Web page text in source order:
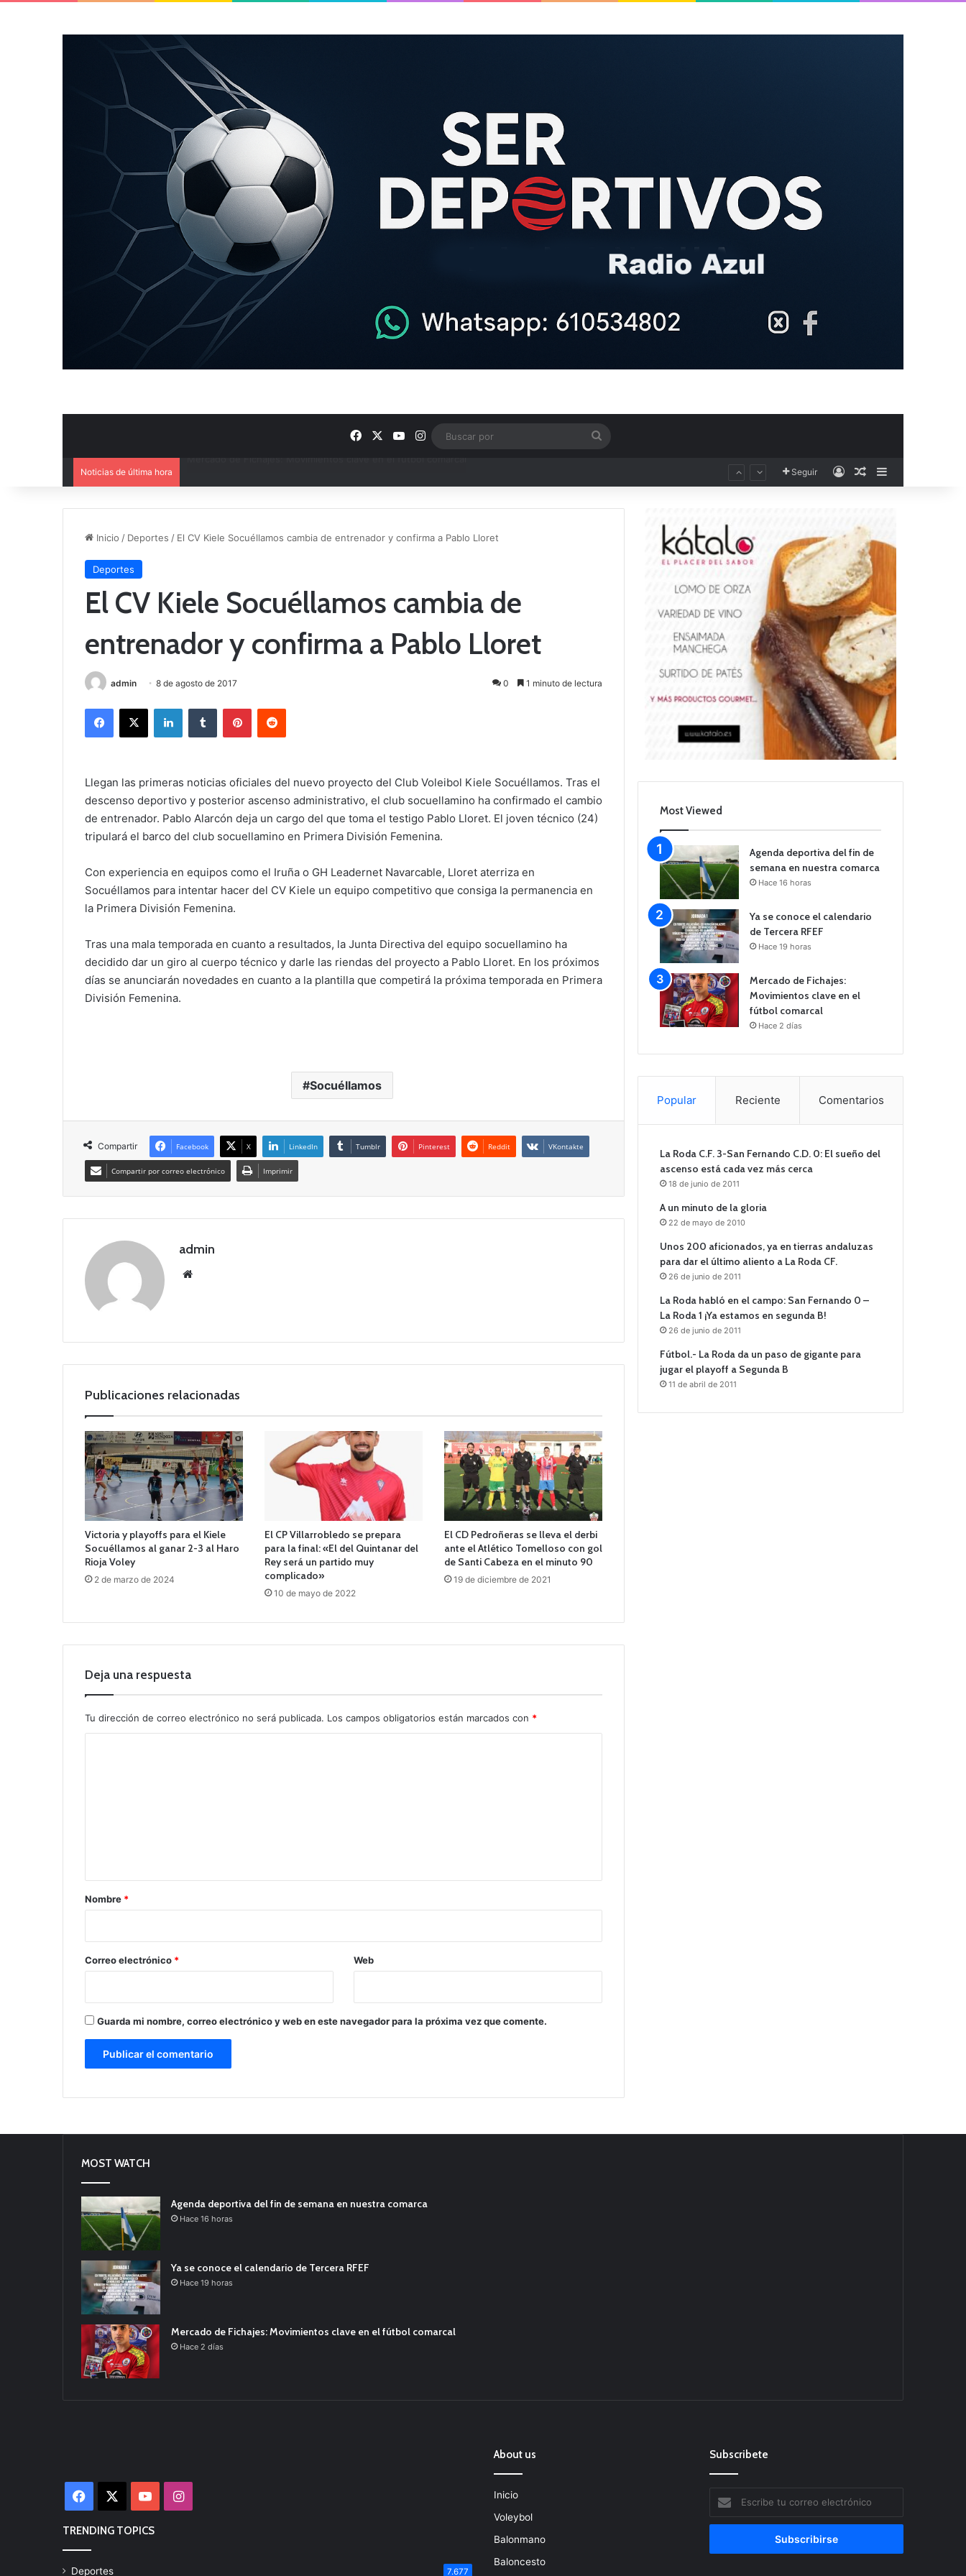
FacebookYouTube
Instagram
Noticias de última hora Seguir AccesoPublicación al
Inicio / Deportes / El CV Kiele Socuéllamos cambia de entrenador y confirma a Pablo Lloret
Deportes
El CV Kiele Socuéllamos cambia de
entrenador y confirma a Pablo Lloret
admin 8 de agosto de 2017 0 1 minuto de lectura
Llegan las primeras noticias oficiales del nuevo proyecto del Club Voleibol Kiele Socuéllamos. Tras el
descenso deportivo y posterior ascenso administrativo, el club socuellamino ha confirmado el cambio
de entrenador. Pablo Alarcón deja un cargo del que toma el testigo Pablo Lloret. El joven técnico (24)
tripulará el barco del club socuellamino en Primera División Femenina.
Con experiencia en equipos como el Iruña o GH Leadernet Navarcable, Lloret aterriza en
Socuéllamos para intentar hacer del CV Kiele un equipo competitivo que consiga la permanencia en
la Primera División Femenina.
Tras una mala temporada en cuanto a resultados, la Junta Directiva del equipo socuellamino ha
decidido dar un giro al cuerpo técnico y darle las riendas del proyecto a Pablo Lloret. En los próximos
días se anunciarán novedades en cuanto a la plantilla que competirá la próxima temporada en Primera
División Femenina.
Socuéllamos
Compartir Facebook X LinkedIn Tumblr Pinterest Reddit VKontakte
Compartir por correo electrónico Imprimir
admin
Publicaciones relacionadas
Victoria y playoffs para el Kiele
Socuéllamos al ganar 2-3 al Haro
Rioja Voley
2 de marzo de 2024
El CP Villarrobledo se prepara
para la final: «El del Quintanar del
Rey será un partido muy
complicado»
10 de mayo de 2022
El CD Pedroñeras se lleva el derbi
ante el Atlético Tomelloso con gol
de Santi Cabeza en el minuto 90
19 de diciembre de 2021
Deja una respuesta
Tu dirección de correo electrónico no será publicada. Los campos obligatorios están marcados con *
r
*
Nombre *
Correo electrónico * Web
Guarda mi nombre, correo electrónico y web en este navegador para la próxima vez que comente.
Most Viewed
Agenda deportiva del fin de
semana en nuestra comarca
Hace 16 horas
Ya se conoce el calendario
de Tercera RFEF
Hace 19 horas
Mercado de Fichajes:
Movimientos clave en el
fútbol comarcal
Hace 2 días
Popular Reciente Comentarios
La Roda C.F. 3-San Fernando C.D. 0: El sueño del
ascenso está cada vez más cerca
18 de junio de 2011
A un minuto de la gloria
22 de mayo de 2010
Unos 200 aficionados, ya en tierras andaluzas
para dar el último aliento a La Roda CF.
26 de junio de 2011
La Roda habló en el campo: San Fernando 0 –
La Roda 1 ¡Ya estamos en segunda B!
26 de junio de 2011
Fútbol.- La Roda da un paso de gigante para
jugar el playoff a Segunda B
11 de abril de 2011
MOST WATCH
Agenda deportiva del fin de semana en nuestra comarca
Hace 16 horas
Ya se conoce el calendario de Tercera RFEF
Hace 19 horas
Mercado de Fichajes: Movimientos clave en el fútbol comarcal
Hace 2 días
Facebook YouTubeInstagram
TRENDING TOPICS
Deportes 7.677
About us
Inicio
Voleybol
Balonmano
Baloncesto
Subscribete
tu
correo